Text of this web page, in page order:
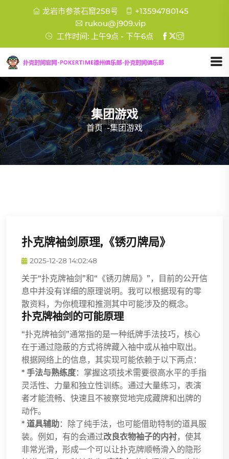
龙岩市参茶石窟258号
+13594780145
rukou@j909.vip
工作时间: 上午9点 - 下午6点
集团游戏
首页 -集团游戏
扑克牌袖剑原理,《锈刃牌局》
2025-12-28 14:02:48
关于“扑克牌袖剑”和“《锈刃牌局》”，目前的公开信
息中并没有详细的原理说明。我可以根据现有的零
散资料，为你梳理和推测其中可能涉及的概念。
扑克牌袖剑的可能原理
“扑克牌袖剑”通常指的是一种纸牌手法技巧，核心
在于通过隐蔽的方式将牌藏入袖中或从袖中取出。
根据网络上的信息，其实现可能依赖于以下两点：
* 手法与熟练度：掌握这项技术需要很高水平的手指
灵活性、力量和独立性训练。通过大量练习，表演
者才能流畅、快速且不被察觉地完成藏牌和出牌的
动作。
* 道具辅助：除了纯手法，也可能借助特制的道具服
装。例如，有的会通过改良衣物袖子的内衬，使其
非常光滑，形成一个可以让扑克牌顺畅滑入的隐形